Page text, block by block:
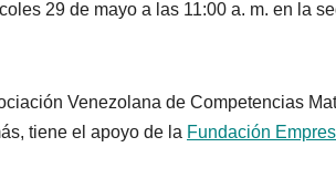
29 de mayo a las 11:00 a. m. en la
Venezolana de Competencias
tiene el apoyo de la Fundación